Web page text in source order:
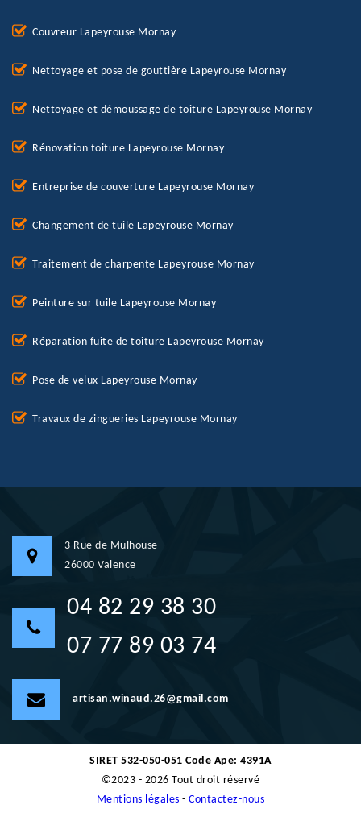
Couvreur Lapeyrouse Mornay
Nettoyage et pose de gouttière Lapeyrouse Mornay
Nettoyage et démoussage de toiture Lapeyrouse Mornay
Rénovation toiture Lapeyrouse Mornay
Entreprise de couverture Lapeyrouse Mornay
Changement de tuile Lapeyrouse Mornay
Traitement de charpente Lapeyrouse Mornay
Peinture sur tuile Lapeyrouse Mornay
Réparation fuite de toiture Lapeyrouse Mornay
Pose de velux Lapeyrouse Mornay
Travaux de zingueries Lapeyrouse Mornay
3 Rue de Mulhouse
26000 Valence
04 82 29 38 30
07 77 89 03 74
artisan.winaud.26@gmail.com
SIRET 532-050-051 Code Ape: 4391A
©2023 - 2026 Tout droit réservé
Mentions légales -Contactez-nous